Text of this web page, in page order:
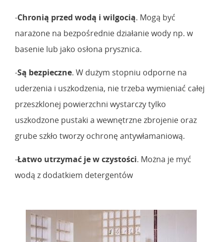
-Chronią przed wodą i wilgocią. Mogą być
narażone na bezpośrednie działanie wody np. w
basenie lub jako osłona prysznica.
-Są bezpieczne. W dużym stopniu odporne na
uderzenia i uszkodzenia, nie trzeba wymieniać całej
przeszklonej powierzchni wystarczy tylko
uszkodzone pustaki a wewnętrzne zbrojenie oraz
grube szkło tworzy ochronę antywłamaniową.
-Łatwo utrzymać je w czystości. Można je myć
wodą z dodatkiem detergentów